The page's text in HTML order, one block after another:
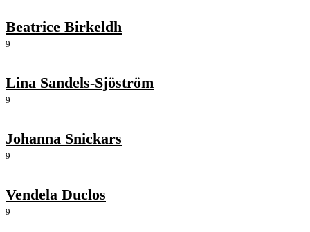
Beatrice Birkeldh
9
Lina Sandels-Sjöström
9
Johanna Snickars
9
Vendela Duclos
9